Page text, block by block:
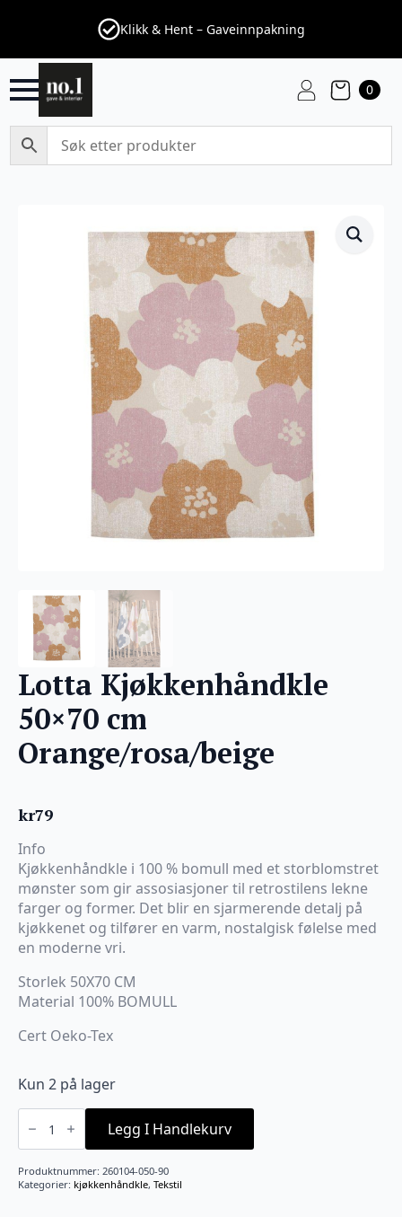
Klikk & Hent – Gaveinnpakning
0
Lotta Kjøkkenhåndkle
50×70 cm
Orange/rosa/beige
kr79
Info
Kjøkkenhåndkle i 100 % bomull med et storblomstret
mønster som gir assosiasjoner til retrostilens lekne
farger og former. Det blir en sjarmerende detalj på
kjøkkenet og tilfører en varm, nostalgisk følelse med
en moderne vri.
Storlek 50X70 CM
Material 100% BOMULL
Cert Oeko-Tex
Kun 2 på lager
Lotta
Kjøkkenhåndkle
50x70
cm
Orange/rosa/beige
antall
Legg I Handlekurv
Produktnummer: 260104-050-90
Kategorier: kjøkkenhåndkle, Tekstil